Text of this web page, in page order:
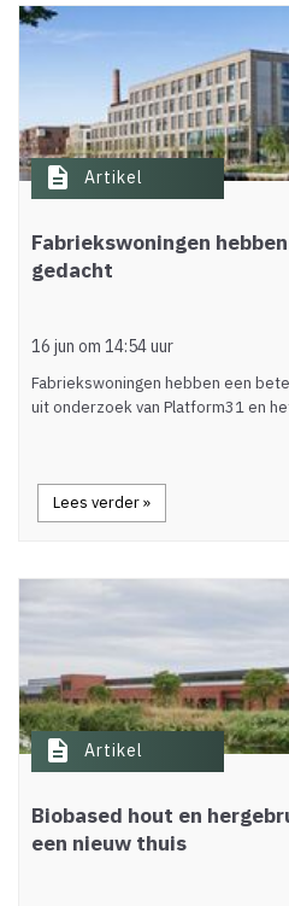
description Artikel
Fabriekswoningen
gedacht
16 jun om 14:54 uur
Fabriekswoningen hebben een
uit onderzoek van Platform31 en
Lees verder »
description Artikel
Biobased hout en
een nieuw thuis